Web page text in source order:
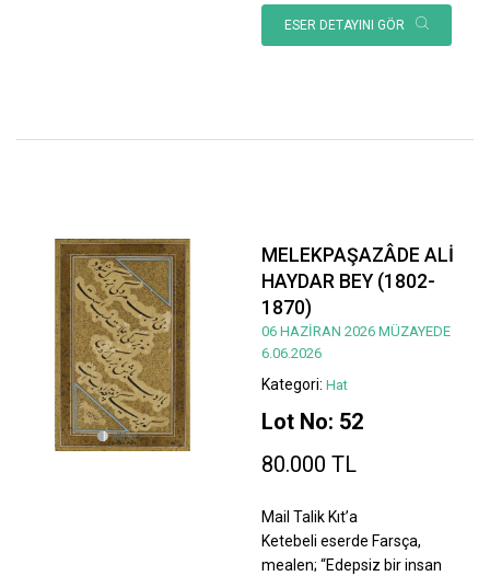
ESER DETAYINI GÖR
MELEKPAŞAZÂDE ALİ
HAYDAR BEY (1802-
1870)
06 HAZİRAN 2026 MÜZAYEDE
6.06.2026
Kategori: Hat
Lot No: 52
80.000 TL
Mail Talik Kıt’a
Ketebeli eserde Farsça,
mealen; “Edepsiz bir insan